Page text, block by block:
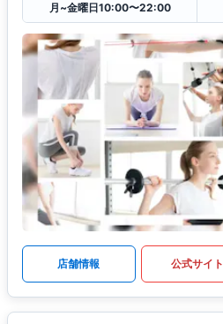
月~金曜日10:00〜22:00
店舗情報 公式サイト